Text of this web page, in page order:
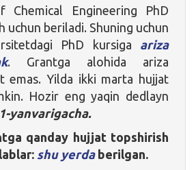
Chemical Engineering PhD
uchun beriladi. Shuning uchun
PhD kursiga ariza
. Grantga alohida ariza
emas. Yilda ikki marta hujjat
Hozir eng yaqin dedlayn
yanvarigacha.
qanday hujjat topshirish
shu yerdaberilgan.